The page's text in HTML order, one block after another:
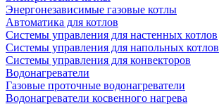
Энергонезависимые газовые котлы
Автоматика для котлов
Системы управления для настенных котлов
Системы управления для напольных котлов
Системы управления для конвекторов
Водонагреватели
Газовые проточные водонагреватели
Водонагреватели косвенного нагрева